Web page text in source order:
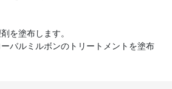
を塗布します。
バルミルボンのトリートメントを塗布